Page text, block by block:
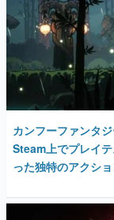
カンフーファンタ
Steam上でプレイ
った独特のアクシ